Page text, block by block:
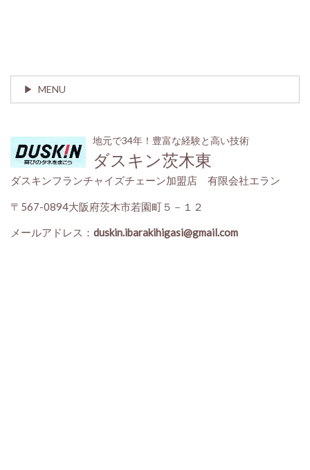
MENU
地元で34年！豊富な経験と高い技術
ダスキン茨木東
ダスキンフランチャイズチェーン加盟店 有限会社エラン
〒567-0894大阪府茨木市若園町５－１２
メールアドレス： duskin.ibarakihigasi@gmail.com